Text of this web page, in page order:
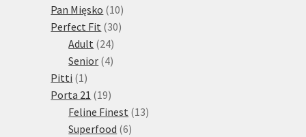
Pan Mięsko 1010
produktů
Perfect Fit 3030
Adult 2424
produktů
Senior 44
Pitti 1 1
produkt
Porta 21 1919
produktů
Feline Finest 1313
Superfood 66